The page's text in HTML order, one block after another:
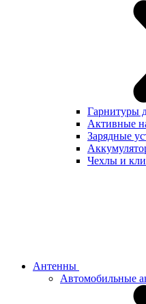
Гарнитуры
Активные
Зарядные
Чехлы и
Антенны
Автомобильные